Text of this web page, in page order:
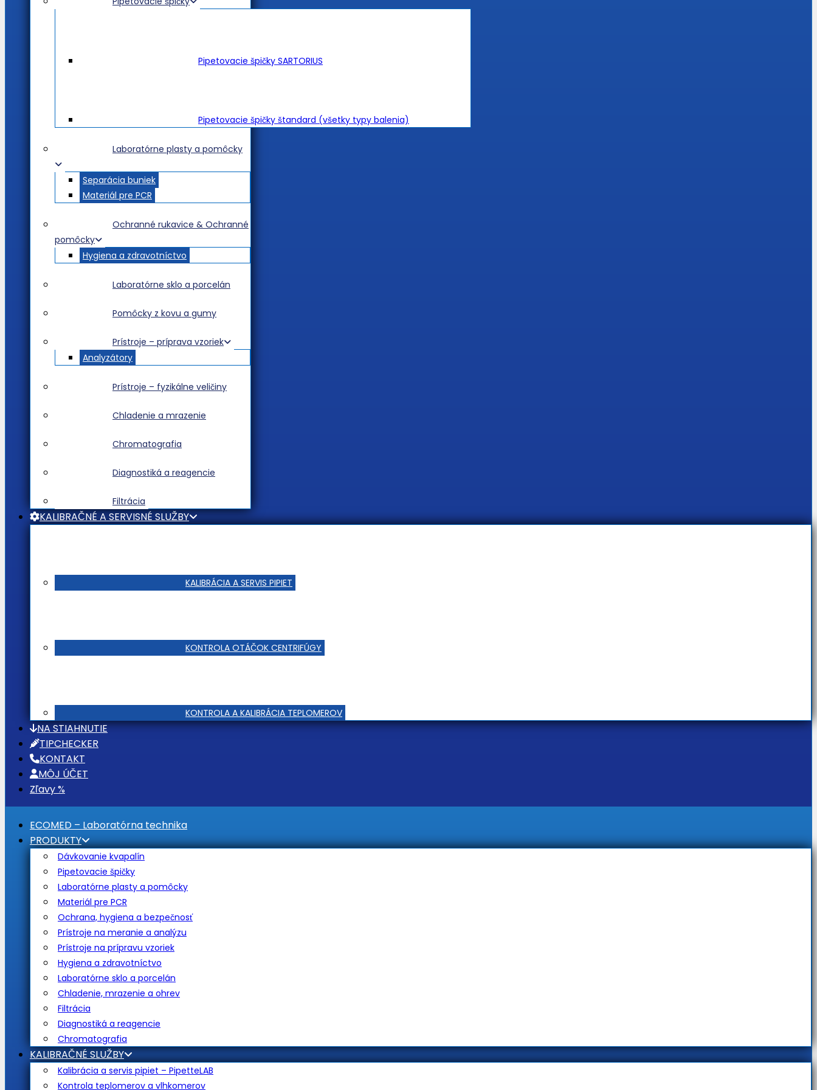
Pipetovacie špičky SARTORIUS
Pipetovacie špičky štandard (všetky typy balenia)
Laboratórne plasty a pomôcky
Separácia buniek
Materiál pre PCR
Ochranné rukavice & Ochranné
pomôcky
Hygiena a zdravotníctvo
Laboratórne sklo a porcelán
Pomôcky z kovu a gumy
Prístroje – príprava vzoriek
Analyzátory
Prístroje – fyzikálne veličiny
Chladenie a mrazenie
Chromatografia
Diagnostiká a reagencie
Filtrácia
KALIBRAČNÉ A SERVISNÉ SLUŽBY
KALIBRÁCIA A SERVIS PIPIET
KONTROLA OTÁČOK CENTRIFÚGY
KONTROLA A KALIBRÁCIA TEPLOMEROV
NA STIAHNUTIE
TIPCHECKER
KONTAKT
MÔJ ÚČET
Zľavy %
ECOMED – Laboratórna technika
PRODUKTY
Dávkovanie kvapalín
Pipetovacie špičky
Laboratórne plasty a pomôcky
Materiál pre PCR
Ochrana, hygiena a bezpečnosť
Prístroje na meranie a analýzu
Prístroje na prípravu vzoriek
Hygiena a zdravotníctvo
Laboratórne sklo a porcelán
Chladenie, mrazenie a ohrev
Filtrácia
Diagnostiká a reagencie
Chromatografia
KALIBRAČNÉ SLUŽBY
Kalibrácia a servis pipiet – PipetteLAB
Kontrola teplomerov a vlhkomerov